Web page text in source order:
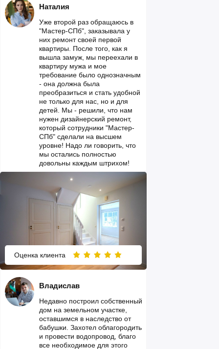
Уже второй раз обращаюсь в
"Мастер-СПб", заказывала у
них ремонт своей первой
квартиры. После того, как я
вышла замуж, мы переехали в
квартиру мужа и мое
требование было однозначным
- она должна была
преобразиться и стать удобной
не только для нас, но и для
детей. Мы - решили, что нам
нужен дизайнерский ремонт,
который сотрудники "Мастер-
СПб" сделали на высшем
уровне! Надо ли говорить, что
мы остались полностью
довольны каждым штрихом!
Наталия
Оценка клиента
Недавно построил собственный
дом на земельном участке,
оставшимся в наследство от
бабушки. Захотел облагородить
и провести водопровод, благо
все необходимое для этого
Владислав